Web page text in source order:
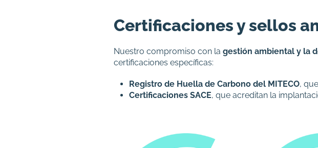
Certificaciones y sellos
Nuestro compromiso con la gestión ambiental y la
certificaciones específicas:
Registro de Huella de Carbono del MITECO,
Certificaciones SACE, que acreditan la